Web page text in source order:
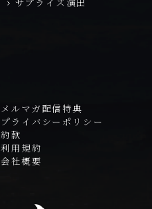
メルマガ配信特典
プライバシーポリシー
約款
利用規約
会社概要